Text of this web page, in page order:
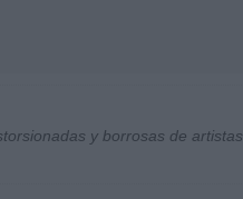
y borrosas de artistas